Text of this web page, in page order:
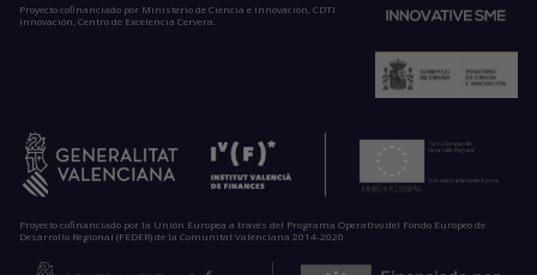
Proyecto cofinanciado por Ministerio de Ciencia e Innovación, CDTI
Innovación, Centro de Excelencia Cervera.
Proyecto cofinanciado por la Unión Europea a través del Programa Operativo del Fondo Europeo de
Desarrollo Regional (FEDER) de la Comunitat Valenciana 2014-2020